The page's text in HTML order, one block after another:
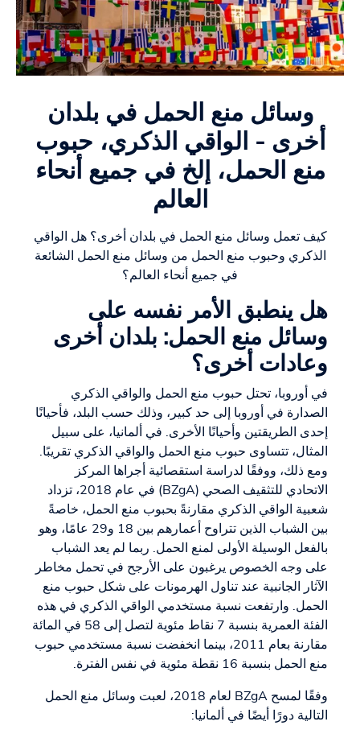
وسائل منع الحمل في بلدان
أخرى - الواقي الذكري، حبوب
منع الحمل، إلخ في جميع أنحاء
العالم
كيف تعمل وسائل منع الحمل في بلدان أخرى؟ هل الواقي
الذكري وحبوب منع الحمل من وسائل منع الحمل الشائعة
في جميع أنحاء العالم؟
هل ينطبق الأمر نفسه على
وسائل منع الحمل: بلدان أخرى
وعادات أخرى؟
في أوروبا، تحتل حبوب منع الحمل والواقي الذكري
الصدارة في أوروبا إلى حد كبير، وذلك حسب البلد، فأحيانًا
إحدى الطريقتين وأحيانًا الأخرى. في ألمانيا، على سبيل
المثال، تتساوى حبوب منع الحمل والواقي الذكري تقريبًا.
ومع ذلك، ووفقًا لدراسة استقصائية أجراها المركز
الاتحادي للتثقيف الصحي (BZgA) في عام 2018، تزداد
شعبية الواقي الذكري مقارنةً بحبوب منع الحمل، خاصةً
بين الشباب الذين تتراوح أعمارهم بين 18 و29 عامًا، وهو
بالفعل الوسيلة الأولى لمنع الحمل. ربما لم يعد الشباب
على وجه الخصوص يرغبون على الأرجح في تحمل مخاطر
الآثار الجانبية عند تناول الهرمونات على شكل حبوب منع
الحمل. وارتفعت نسبة مستخدمي الواقي الذكري في هذه
الفئة العمرية بنسبة 7 نقاط مئوية لتصل إلى 58 في المائة
مقارنة بعام 2011، بينما انخفضت نسبة مستخدمي حبوب
منع الحمل بنسبة 16 نقطة مئوية في نفس الفترة.
وفقًا لمسح BZgA لعام 2018، لعبت وسائل منع الحمل
التالية دورًا أيضًا في ألمانيا: